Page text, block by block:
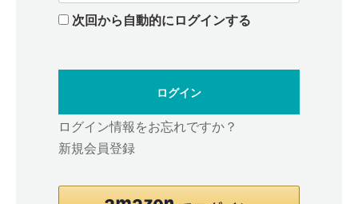
次回から自動的にログインする
ログイン
ログイン情報をお忘れですか？
新規会員登録